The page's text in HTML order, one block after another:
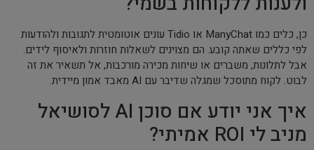
כן, כלים כמו ManyChat או Tidio עונים אוטומטית לתגובות ולהודעות
לפי כללים שאתה קובע. הם מצוינים לשאלות חוזרות ולאיסוף לידים.
אבל לתלונות, משברים או שיחות מכירה מורכבות, אל תשאיר את זה
לבוט. לקוח מתוסכל שמגלה שדיבר עם AI מאבד אמון מיידית.
איך אני יודע אם סוכן AI לסושיאל
מניב לי ROI אמיתי?